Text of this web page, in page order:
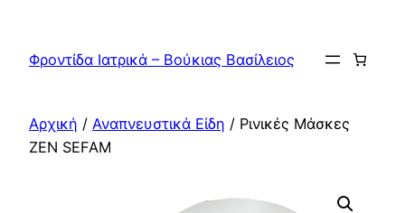
περιεχόμενο
Φροντίδα Ιατρικά – Βούκιας Βασίλειος
Αρχική / Αναπνευστικά Είδη / Ρινικές Μάσκες
ZEN SEFAM